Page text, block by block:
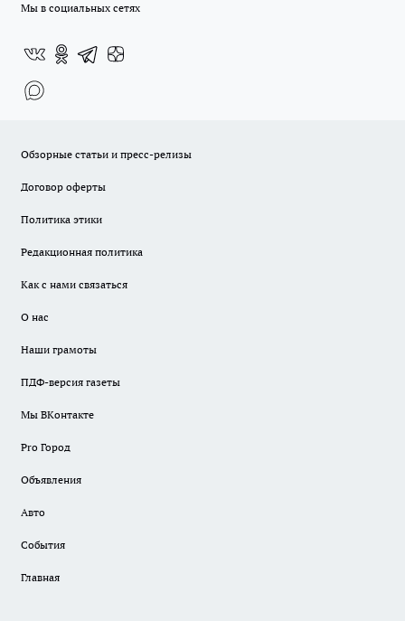
Мы в социальных сетях
Обзорные статьи и пресс-релизы
Договор оферты
Политика этики
Редакционная политика
Как с нами связаться
О нас
Наши грамоты
ПДФ-версия газеты
Мы ВКонтакте
Pro Город
Объявления
Авто
События
Главная